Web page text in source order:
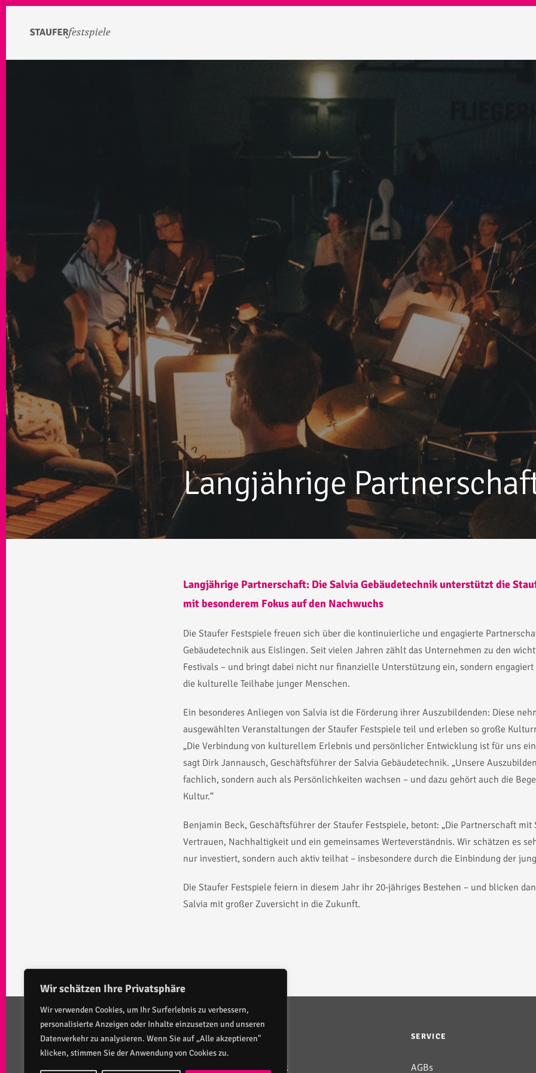
Wir schätzen Ihre Privatsphäre
Wir verwenden Cookies, um Ihr Surferlebnis zu verbessern,
personalisierte Anzeigen oder Inhalte einzusetzen und unseren
Datenverkehr zu analysieren. Wenn Sie auf „Alle akzeptieren"
klicken, stimmen Sie der Anwendung von Cookies zu.
Langjährige
Langjährige Partnerschaft: Die Salvia Gebäudetechnik unterstützt die
mit besonderem Fokus auf den Nachwuchs
Die Staufer Festspiele freuen sich über die kontinuierliche und engagierte
Gebäudetechnik aus Eislingen. Seit vielen Jahren zählt das Unternehmen zu den
Festivals – und bringt dabei nicht nur finanzielle Unterstützung ein, sondern
die kulturelle Teilhabe junger Menschen.
Ein besonderes Anliegen von Salvia ist die Förderung ihrer Auszubildenden: Diese
ausgewählten Veranstaltungen der Staufer Festspiele teil und erleben so große
„Die Verbindung von kulturellem Erlebnis und persönlicher Entwicklung ist für uns
sagt Dirk Jannausch, Geschäftsführer der Salvia Gebäudetechnik. „Unsere
fachlich, sondern auch als Persönlichkeiten wachsen – und dazu gehört auch die
Kultur.“
Benjamin Beck, Geschäftsführer der Staufer Festspiele, betont: „Die Partnerschaft mit
Vertrauen, Nachhaltigkeit und ein gemeinsames Werteverständnis. Wir schätzen es
nur investiert, sondern auch aktiv teilhat – insbesondere durch die Einbindung der
Die Staufer Festspiele feiern in diesem Jahr ihr 20-jähriges Bestehen – und blicken
Salvia mit großer Zuversicht in die Zukunft.
KONTAKT
Staufer Festspiele Göppingen gem.
SOCIAL
Facebook
SERVICE
AGBs